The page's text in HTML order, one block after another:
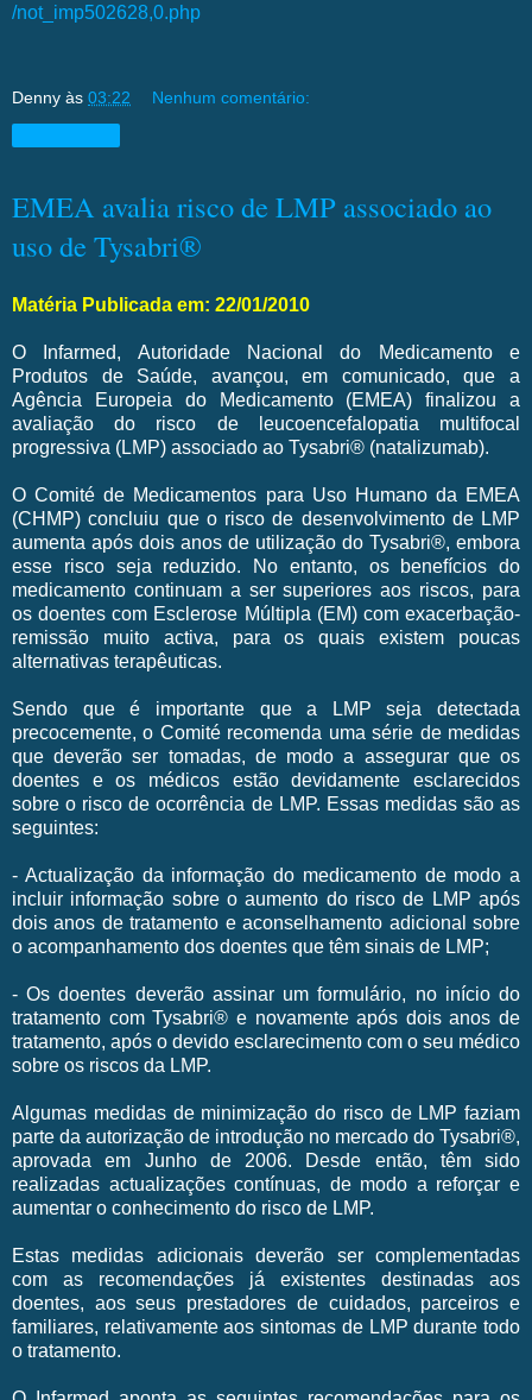
/not_imp502628,0.php
Denny às 03:22 Nenhum comentário:
EMEA avalia risco de LMP associado ao
uso de Tysabri®
Matéria Publicada em: 22/01/2010
O Infarmed, Autoridade Nacional do Medicamento e
Produtos de Saúde, avançou, em comunicado, que a
Agência Europeia do Medicamento (EMEA) finalizou a
avaliação do risco de leucoencefalopatia multifocal
progressiva (LMP) associado ao Tysabri® (natalizumab).
O Comité de Medicamentos para Uso Humano da EMEA
(CHMP) concluiu que o risco de desenvolvimento de LMP
aumenta após dois anos de utilização do Tysabri®, embora
esse risco seja reduzido. No entanto, os benefícios do
medicamento continuam a ser superiores aos riscos, para
os doentes com Esclerose Múltipla (EM) com exacerbação-
remissão muito activa, para os quais existem poucas
alternativas terapêuticas.
Sendo que é importante que a LMP seja detectada
precocemente, o Comité recomenda uma série de medidas
que deverão ser tomadas, de modo a assegurar que os
doentes e os médicos estão devidamente esclarecidos
sobre o risco de ocorrência de LMP. Essas medidas são as
seguintes:
- Actualização da informação do medicamento de modo a
incluir informação sobre o aumento do risco de LMP após
dois anos de tratamento e aconselhamento adicional sobre
o acompanhamento dos doentes que têm sinais de LMP;
- Os doentes deverão assinar um formulário, no início do
tratamento com Tysabri® e novamente após dois anos de
tratamento, após o devido esclarecimento com o seu médico
sobre os riscos da LMP.
Algumas medidas de minimização do risco de LMP faziam
parte da autorização de introdução no mercado do Tysabri®,
aprovada em Junho de 2006. Desde então, têm sido
realizadas actualizações contínuas, de modo a reforçar e
aumentar o conhecimento do risco de LMP.
Estas medidas adicionais deverão ser complementadas
com as recomendações já existentes destinadas aos
doentes, aos seus prestadores de cuidados, parceiros e
familiares, relativamente aos sintomas de LMP durante todo
o tratamento.